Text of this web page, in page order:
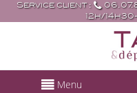
Service client :
12h/
Menu